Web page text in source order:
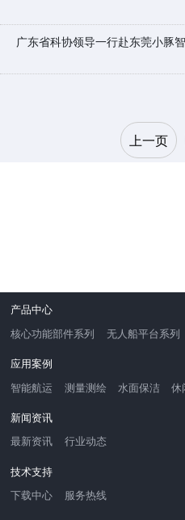
广东省科协领导一行赴东莞小豚
上一页
产品中心
核心功能部件系列 无人船平台系列
应用案例
智能航运 测量测绘 水面保洁 休
新闻资讯
最新资讯 行业动态
技术支持
下载中心 服务热线